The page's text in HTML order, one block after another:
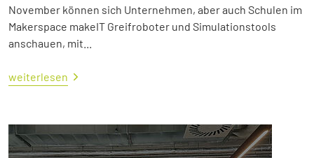
November können sich Unternehmen, aber auch Schulen im
Makerspace makeIT Greifroboter und Simulationstools
anschauen, mit...
weiterlesen